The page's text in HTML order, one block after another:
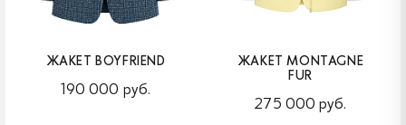
ЖАКЕТ BOYFRIEND
190 000 руб.
ЖАКЕТ MONTAGNE
FUR
275 000 руб.